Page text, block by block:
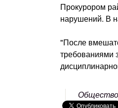
Прокурором
нарушений. В
"После
требованиями
Общество